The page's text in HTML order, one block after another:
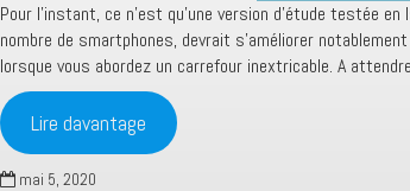
Pour l’instant, ce n’est qu’une version d’étude testée
nombre de smartphones, devrait s’améliorer
lorsque vous abordez un carrefour inextricable. A
Lire davantage
mai 5, 2020